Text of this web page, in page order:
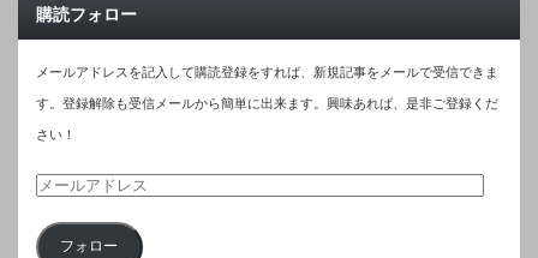
購読フォロー
メールアドレスを記入して購読登録をすれば、新規記事をメールで受信できま
す。登録解除も受信メールから簡単に出来ます。興味あれば、是非ご登録くだ
さい！
メ
ル
フォロー